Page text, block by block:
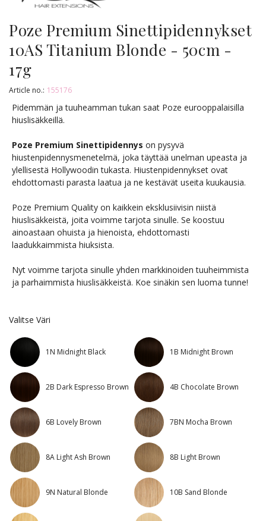
Poze Premium Sinettipidennykset
10AS Titanium Blonde - 50cm -
17g
Article no.: 155176
Pidemmän ja tuuheamman tukan saat Poze eurooppalaisilla
hiuslisäkkeillä.
Poze Premium Sinettipidennys on pysyvä
hiustenpidennysmenetelmä, joka täyttää unelman upeasta ja
ylellisestä Hollywoodin tukasta. Hiustenpidennykset ovat
ehdottomasti parasta laatua ja ne kestävät useita kuukausia.
Poze Premium Quality on kaikkein eksklusiivisin niistä
hiuslisäkkeistä, joita voimme tarjota sinulle. Se koostuu
ainoastaan ohuista ja hienoista, ehdottomasti
laadukkaimmista hiuksista.
Nyt voimme tarjota sinulle yhden markkinoiden tuuheimmista
ja parhaimmista hiuslisäkkeistä. Koe sinäkin sen luoma tunne!
Valitse Väri
1N Midnight Black 1B Midnight Brown
2B Dark Espresso Brown 4B Chocolate Brown
6B Lovely Brown 7BN Mocha Brown
8A Light Ash Brown 8B Light Brown
9N Natural Blonde 10B Sand Blonde